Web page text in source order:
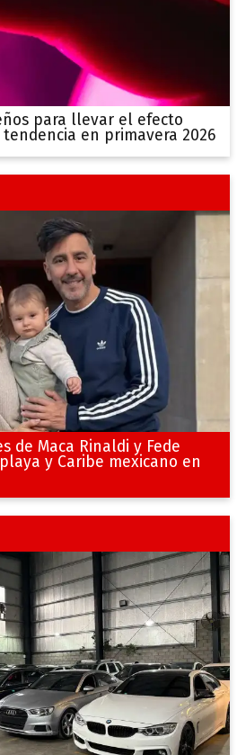
para llevar el efecto
en primavera 2026
de Maca Rinaldi y Fede
y Caribe mexicano en